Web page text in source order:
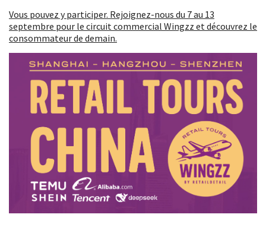
Vous pouvez y participer. Rejoignez-nous du 7 au 13
septembre pour le circuit commercial Wingzz et découvrez le
consommateur de demain.